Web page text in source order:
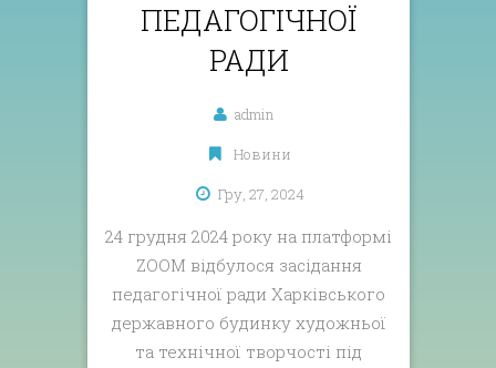
ПЕДАГОГІЧНОЇ
РАДИ
admin
Новини
Гру, 27, 2024
24 грудня 2024 року на платформі
ZOOM відбулося засідання
педагогічної ради Харківського
державного будинку художньої
та технічної творчості під